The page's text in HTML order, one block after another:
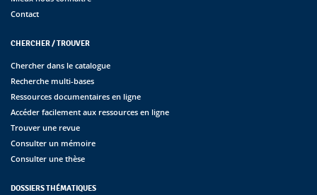
Contact
CHERCHER / TROUVER
Chercher dans le catalogue
Recherche multi-bases
Ressources documentaires en ligne
Accéder facilement aux ressources en ligne
Trouver une revue
Consulter un mémoire
Consulter une thèse
DOSSIERS THÉMATIQUES